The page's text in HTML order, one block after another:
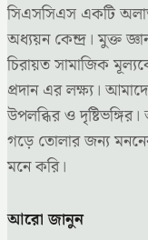
সিএসসিএস একটি
অধ্যয়ন কেন্দ্র। মুক্ত
চিরায়ত সামাজিক
প্রদান এর লক্ষ্য।
উপলব্ধির ও
গড়ে তোলার জন্য
মনে করি।
আরো জানুন